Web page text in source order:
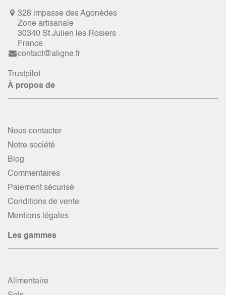
328 impasse des Agonèdes
Zone artisanale
30340 St Julien les Rosiers
France
contact@aligne.fr
Trustpilot
À propos de
Nous contacter
Notre société
Blog
Commentaires
Paiement sécurisé
Conditions de vente
Mentions légales
Les gammes
Alimentaire